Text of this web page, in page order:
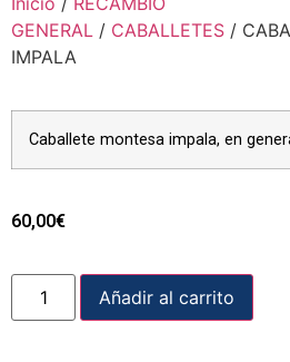
GENERAL / CABALLETES /
IMPALA
Caballete montesa impala, en
60,00€
Añadir al carrito